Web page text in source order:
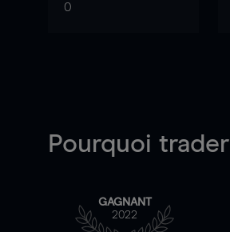
0
Pourquoi trader
GAGNANT
2022